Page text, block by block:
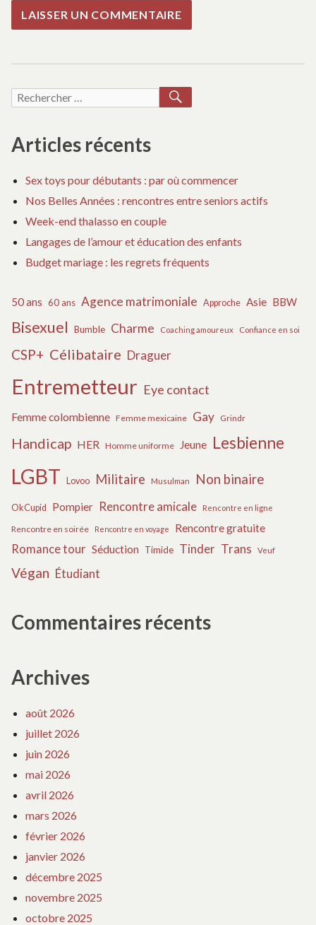
Recherche
Articles récents
Sex toys pour débutants : par où commencer
Nos Belles Années : rencontres entre seniors actifs
Week-end thalasso en couple
Langages de l’amour et éducation des enfants
Budget mariage : les regrets fréquents
50 ans 60 ans Agence matrimoniale Approche Asie BBW
Bisexuel Bumble Charme Coaching amoureux Confiance en soi
CSP+ Célibataire Draguer
Entremetteur Eye contact
Femme colombienne Femme mexicaine Gay Grindr
Handicap HER Homme uniforme Jeune Lesbienne
LGBT Lovoo Militaire Musulman Non binaire
OkCupid Pompier Rencontre amicale Rencontre en ligne
Rencontre en soirée Rencontre en voyage Rencontre gratuite
Romance tour Séduction Timide Tinder Trans Veuf
Végan Étudiant
Commentaires récents
Archives
août 2026
juillet 2026
juin 2026
mai 2026
avril 2026
mars 2026
février 2026
janvier 2026
décembre 2025
novembre 2025
octobre 2025